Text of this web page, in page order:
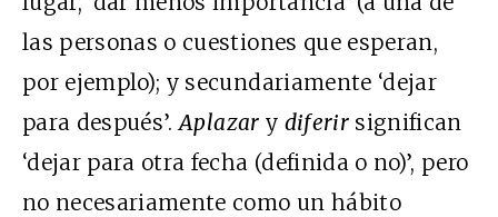
las personas o cuestiones que esperan,
por ejemplo); y secundariamente ‘dejar
para después’.Aplazar y diferirsignifican
‘dejar para otra fecha (definida o no)’, pero
no necesariamente como un hábito